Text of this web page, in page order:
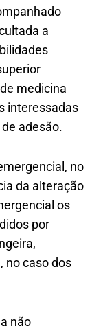
a
medicina
interessadas
adesão.
no
da alteração
os
por
no caso dos
não